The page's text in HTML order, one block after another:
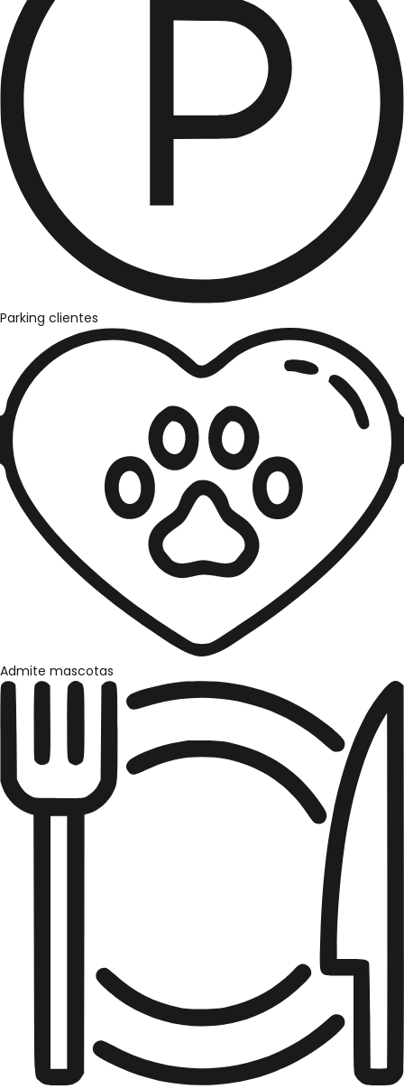
Parking clientes
Admite mascotas